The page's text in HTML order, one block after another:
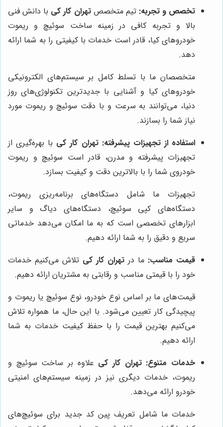
تخصص و تجربه: تیم متخصصتهران کار کی با دانش فنی
بالا و تجربه کافی در زمینه ساخت سوئیچ و ریموت
خودروهای کیا، قادر است خدمات با کیفیتی را به شما ارائه
دهد.
متخصصان ما با تسلط کامل بر سیستم‌های الکترونیکی
خودروهای کیا و آشنایی با جدیدترین تکنولوژی‌های روز
دنیا، می‌توانند به سرعت و با دقت سوئیچ و ریموت مورد
نیاز شما را بسازند.
استفاده از تجهیزات پیشرفته: تهران کار کی با بهره‌گیری از
تجهیزات پیشرفته و مدرن، قادر است سوئیچ و ریموت
خودروی شما را با بالاترین دقت و کیفیت بسازد.
تجهیزات ما شامل دستگاه‌های برنامه‌ریزی ریموت،
دستگاه‌های کپی سوئیچ، دستگاه‌های دیاگ و سایر
ابزارهای تخصصی است که به ما امکان می‌دهد خدماتی
سریع و دقیق را به شما ارائه دهیم.
قیمت مناسب: ما در تهران کار کی تلاش می‌کنیم خدمات
خود را با قیمتی مناسب و رقابتی به مشتریان ارائه دهیم.
قیمت‌های ما بر اساس نوع خودرو، نوع سوئیچ یا ریموت و
پیچیدگی کار تعیین می‌شود. با این حال، ما همواره تلاش
می‌کنیم بهترین قیمت را با حفظ کیفیت خدمات به شما
ارائه دهیم.
خدمات متنوع: تهران کار کی علاوه بر ساخت سوئیچ و
ریموت، خدمات دیگری نیز در زمینه سیستم‌های امنیتی
خودرو ارائه می‌دهد.
خدمات ما شامل تعریف پین کد جدید برای سوئیچ‌های